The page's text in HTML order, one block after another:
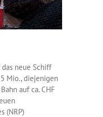
neue Schiff
Mio., diejenigen
auf ca. CHF
(NRP)